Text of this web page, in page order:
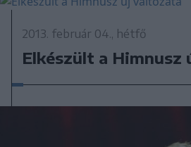
2013. február 04., hétfő
Elkészült a Himnusz